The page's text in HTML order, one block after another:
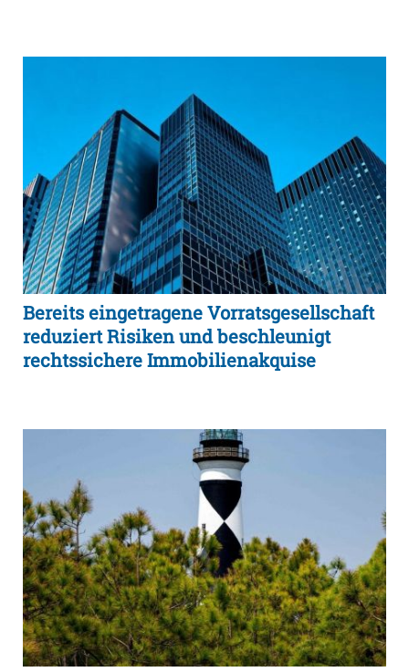
Bereits eingetragene Vorratsgesellschaft
reduziert Risiken und beschleunigt
rechtssichere Immobilienakquise